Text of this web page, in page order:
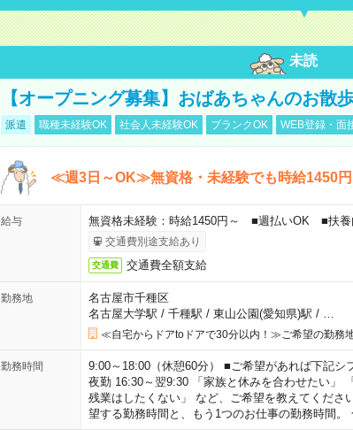
未読
【オープニング募集】おばあちゃんのお散
派遣 職種未経験OK 社会人未経験OK ブランクOK WEB登録・面
≪週3日～OK≫無資格・未経験でも時給1450円
給与 無資格未経験：時給1450円～ ■週払いOK ■扶
交通費別途支給あり
交通費 交通費全額支給
勤務地
名古屋市千種区
名古屋大学駅 / 千種駅 / 東山公園(愛知県)駅 /
≪自宅からドアtoドアで30分以内！≫ご希望の勤務地
勤務時間
9:00～18:00（休憩60分） ■ご希望があれば下記
夜勤 16:30～翌9:30 「家族と休みを合わせたい」
残業はしたくない」 など、ご希望を教えてくだ
望する勤務時間と、もう1つのお仕事の勤務時間。